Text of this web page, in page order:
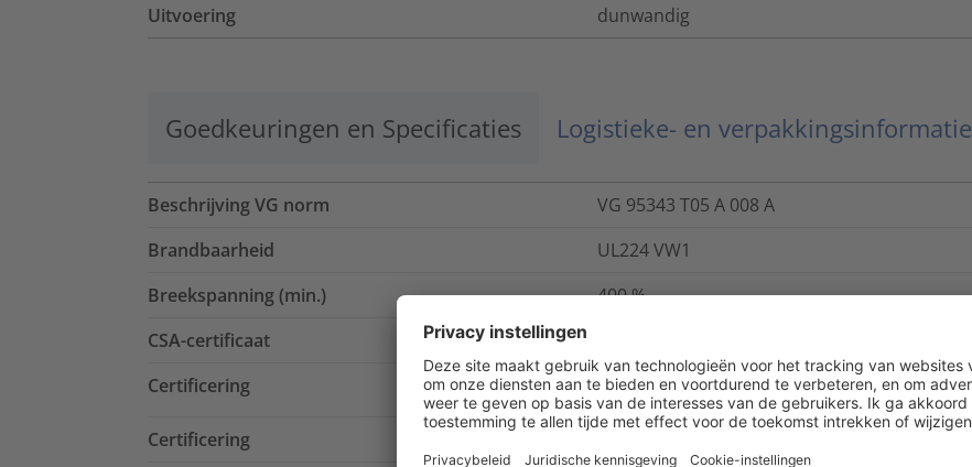
Uitvoering
dunwandig
Goedkeuringen en Specificaties Logistieke- en verpakkingsinformatie
Beschrijving VG norm
VG 95343 T05 A 008 A
Brandbaarheid
UL224 VW1
Breekspanning (min.)
400%
CSA-certificaat
Certificering
Certificering